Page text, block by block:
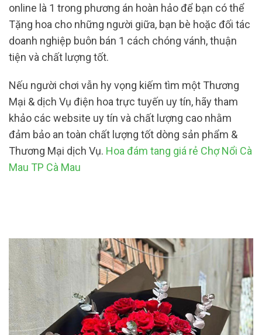
online là 1 trong phương án hoàn hảo để bạn có thể
Tặng hoa cho những người giữa, bạn bè hoặc đối tác
doanh nghiệp buôn bán 1 cách chóng vánh, thuận
tiện và chất lượng tốt.
Nếu người chơi vẫn hy vọng kiếm tìm một Thương
Mại & dịch Vụ điện hoa trực tuyến uy tín, hãy tham
khảo các website uy tín và chất lượng cao nhằm
đảm bảo an toàn chất lượng tốt dòng sản phẩm &
Thương Mại dịch Vụ. Hoa đám tang giá rẻ Chợ Nổi Cà
Mau TP Cà Mau